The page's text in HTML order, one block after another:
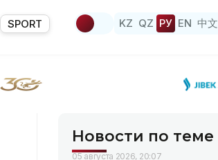
SPORT KZ QZ РУ EN 中文
Новости по теме
05 августа 2026, 20:07